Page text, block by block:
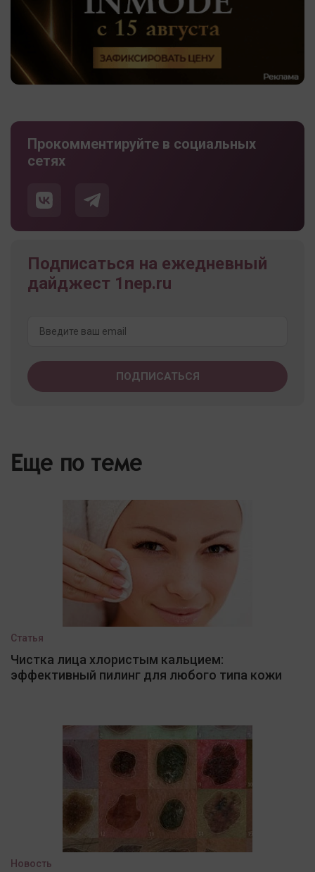
Прокомментируйте в социальных
сетях
Подписаться на ежедневный
дайджест 1nep.ru
Еще по теме
Статья
Чистка лица хлористым кальцием:
эффективный пилинг для любого типа кожи
Новость